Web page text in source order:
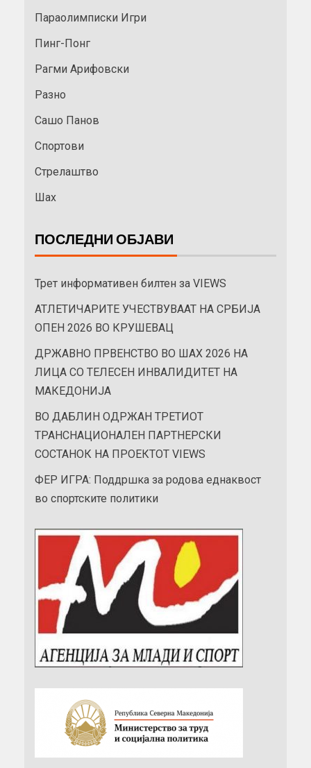
Параолимписки Игри
Пинг-Понг
Рагми Арифовски
Разно
Сашо Панов
Спортови
Стрелаштво
Шах
ПОСЛЕДНИ ОБЈАВИ
Трет информативен билтен за VIEWS
АТЛЕТИЧАРИТЕ УЧЕСТВУВААТ НА СРБИЈА
ОПЕН 2026 ВО КРУШЕВАЦ
ДРЖАВНО ПРВЕНСТВО ВО ШАХ 2026 НА
ЛИЦА СО ТЕЛЕСЕН ИНВАЛИДИТЕТ НА
МАКЕДОНИЈА
ВО ДАБЛИН ОДРЖАН ТРЕТИОТ
ТРАНСНАЦИОНАЛЕН ПАРТНЕРСКИ
СОСТАНОК НА ПРОЕКТОТ VIEWS
ФЕР ИГРА: Поддршка за родова еднаквост
во спортските политики